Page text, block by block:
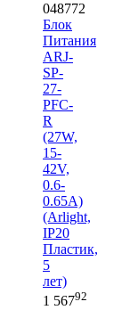
048772
Блок
Питания
ARJ-
SP-
27-
PFC-
R
(27W,
15-
42V,
0.6-
0.65A)
(Arlight,
IP20
Пластик,
5
лет)
1 56792